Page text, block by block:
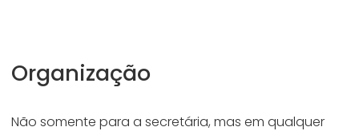
Organização
Não somente para a secretária, mas em qualquer